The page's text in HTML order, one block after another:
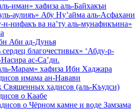
иман» хафиза аль-Байхакъи
аулияъ» Абу Ну’айма аль-Асфахани
нифакъ ва на’ту аль-мунафикъина»
Аби ад-Дунья
сердец благочестивых» ‘Абду-р-
ас-Са’ди.
Марам» хафиза Ибн Хаджара
имама ан-Навави
Священных хадисов (аль-Къудси)
о Каабе
о Чёрном камне и воде Замзама